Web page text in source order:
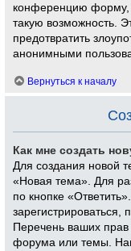
конференцию форму,
такую возможность.
предотвратить
анонимными
Вернуться к началу
Как мне создать
Для создания новой
«Новая тема». Для
по кнопке
Перечень ваших прав
форума или темы.